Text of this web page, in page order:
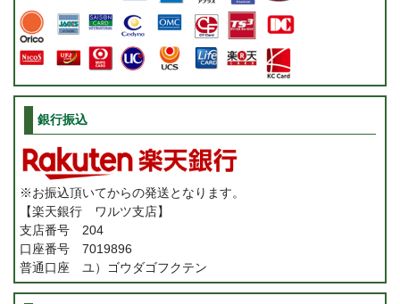
銀行振込
※お振込頂いてからの発送となります。
【楽天銀行 ワルツ支店】
支店番号 204
口座番号 7019896
普通口座 ユ）ゴウダゴフクテン